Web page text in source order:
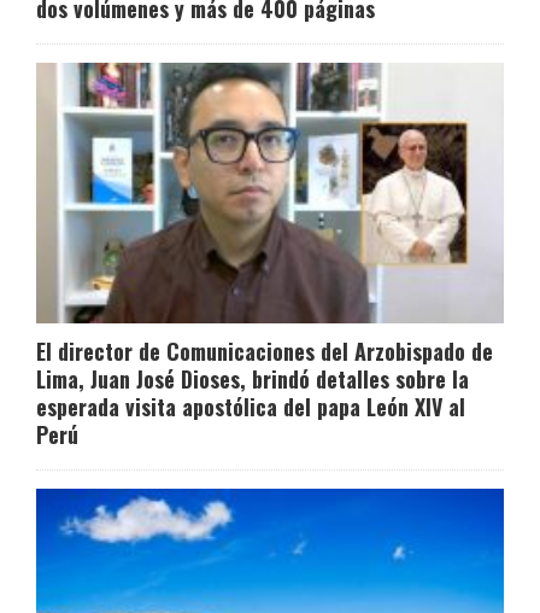
dos volúmenes y más de 400 páginas
El director de Comunicaciones del Arzobispado de
Lima, Juan José Dioses, brindó detalles sobre la
esperada visita apostólica del papa León XIV al
Perú